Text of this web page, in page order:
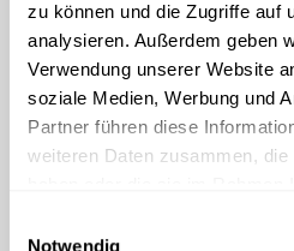
zu können und die Zugriffe auf
analysieren. Außerdem geben
Verwendung unserer Website
soziale Medien, Werbung und
Partner führen diese
weiteren Daten zusammen,
Notwendig